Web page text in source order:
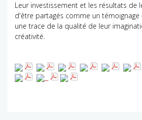
Leur investissement et les résultats de
d'être partagés comme un témoignage
une trace de la qualité de leur
créativité.